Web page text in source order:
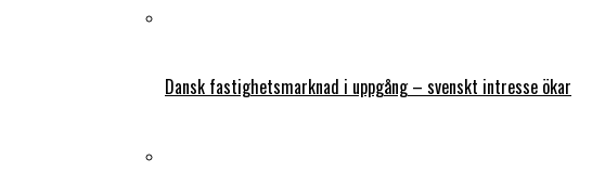
Dansk fastighetsmarknad i uppgång – svenskt intresse ökar